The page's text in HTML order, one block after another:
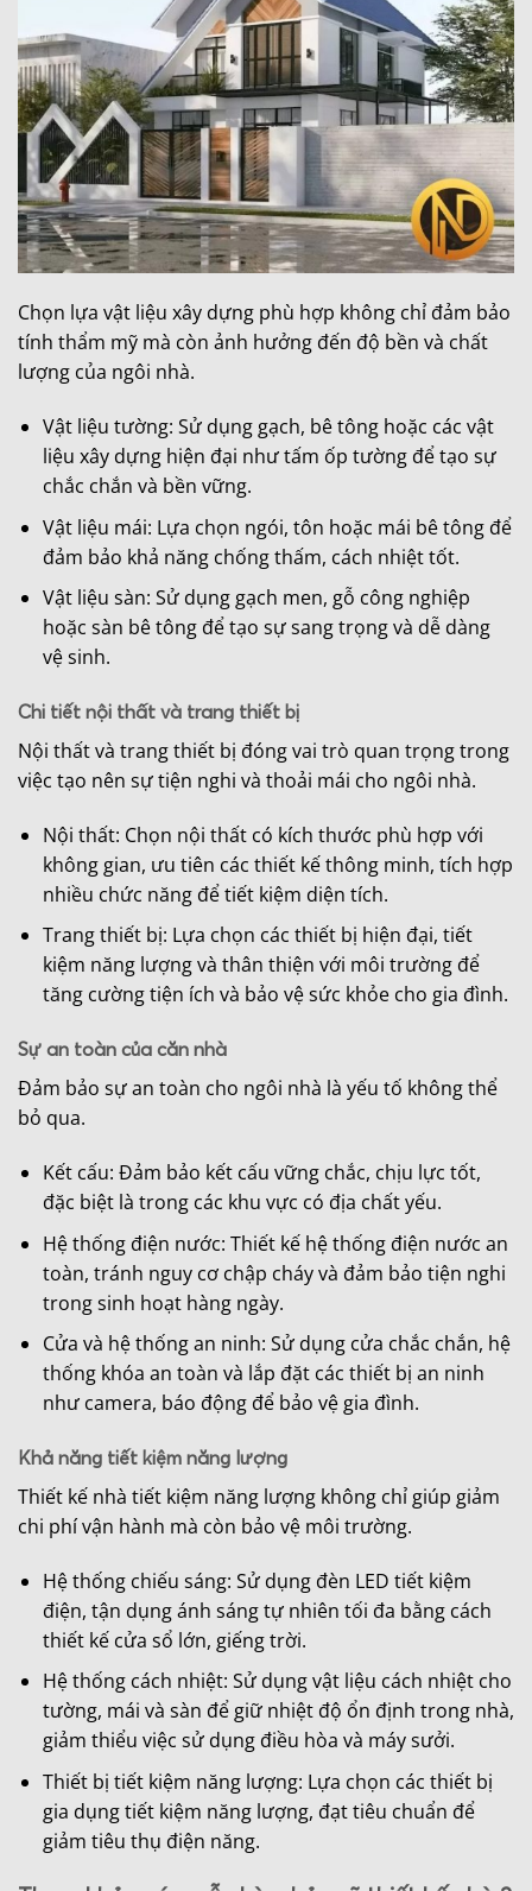
Chọn lựa vật liệu xây dựng phù hợp không chỉ đảm bảo
tính thẩm mỹ mà còn ảnh hưởng đến độ bền và chất
lượng của ngôi nhà.
Vật liệu tường: Sử dụng gạch, bê tông hoặc các vật
liệu xây dựng hiện đại như tấm ốp tường để tạo sự
chắc chắn và bền vững.
Vật liệu mái: Lựa chọn ngói, tôn hoặc mái bê tông để
đảm bảo khả năng chống thấm, cách nhiệt tốt.
Vật liệu sàn: Sử dụng gạch men, gỗ công nghiệp
hoặc sàn bê tông để tạo sự sang trọng và dễ dàng
vệ sinh.
Chi tiết nội thất và trang thiết bị
Nội thất và trang thiết bị đóng vai trò quan trọng trong
việc tạo nên sự tiện nghi và thoải mái cho ngôi nhà.
Nội thất: Chọn nội thất có kích thước phù hợp với
không gian, ưu tiên các thiết kế thông minh, tích hợp
nhiều chức năng để tiết kiệm diện tích.
Trang thiết bị: Lựa chọn các thiết bị hiện đại, tiết
kiệm năng lượng và thân thiện với môi trường để
tăng cường tiện ích và bảo vệ sức khỏe cho gia đình.
Sự an toàn của căn nhà
Đảm bảo sự an toàn cho ngôi nhà là yếu tố không thể
bỏ qua.
Kết cấu: Đảm bảo kết cấu vững chắc, chịu lực tốt,
đặc biệt là trong các khu vực có địa chất yếu.
Hệ thống điện nước: Thiết kế hệ thống điện nước an
toàn, tránh nguy cơ chập cháy và đảm bảo tiện nghi
trong sinh hoạt hàng ngày.
Cửa và hệ thống an ninh: Sử dụng cửa chắc chắn, hệ
thống khóa an toàn và lắp đặt các thiết bị an ninh
như camera, báo động để bảo vệ gia đình.
Khả năng tiết kiệm năng lượng
Thiết kế nhà tiết kiệm năng lượng không chỉ giúp giảm
chi phí vận hành mà còn bảo vệ môi trường.
Hệ thống chiếu sáng: Sử dụng đèn LED tiết kiệm
điện, tận dụng ánh sáng tự nhiên tối đa bằng cách
thiết kế cửa sổ lớn, giếng trời.
Hệ thống cách nhiệt: Sử dụng vật liệu cách nhiệt cho
tường, mái và sàn để giữ nhiệt độ ổn định trong nhà,
giảm thiểu việc sử dụng điều hòa và máy sưởi.
Thiết bị tiết kiệm năng lượng: Lựa chọn các thiết bị
gia dụng tiết kiệm năng lượng, đạt tiêu chuẩn để
giảm tiêu thụ điện năng.